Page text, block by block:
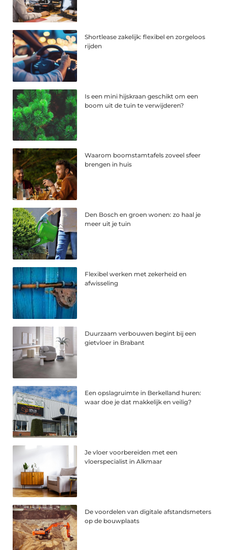
Shortlease zakelijk: flexibel en zorgeloos
rijden
Is een mini hijskraan geschikt om een
boom uit de tuin te verwijderen?
Waarom boomstamtafels zoveel sfeer
brengen in huis
Den Bosch en groen wonen: zo haal je
meer uit je tuin
Flexibel werken met zekerheid en
afwisseling
Duurzaam verbouwen begint bij een
gietvloer in Brabant
Een opslagruimte in Berkelland huren:
waar doe je dat makkelijk en veilig?
Je vloer voorbereiden met een
vloerspecialist in Alkmaar
De voordelen van digitale afstandsmeters
op de bouwplaats